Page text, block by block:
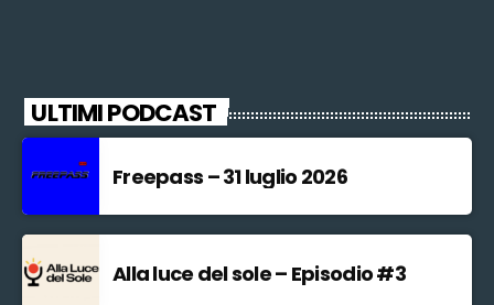
ULTIMI PODCAST
Freepass – 31 luglio 2026
Alla luce del sole – Episodio #3